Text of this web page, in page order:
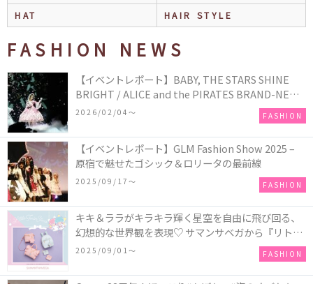
HAT
HAIR STYLE
FASHION NEWS
【イベントレポート】BABY, THE STARS SHINE
BRIGHT / ALICE and the PIRATES BRAND-NEW
COLLECTION in TOKYO
2026/02/04〜 FASHION
【イベントレポート】GLM Fashion Show 2025 –
原宿で魅せたゴシック＆ロリータの最前線
2025/09/17〜 FASHION
キキ＆ララがキラキラ輝く星空を自由に飛び回る、
幻想的な世界観を表現♡ サマンサベガから『リトル
ツインスターズ』50周年アニバーサリーイヤー』を
2025/09/01〜 FASHION